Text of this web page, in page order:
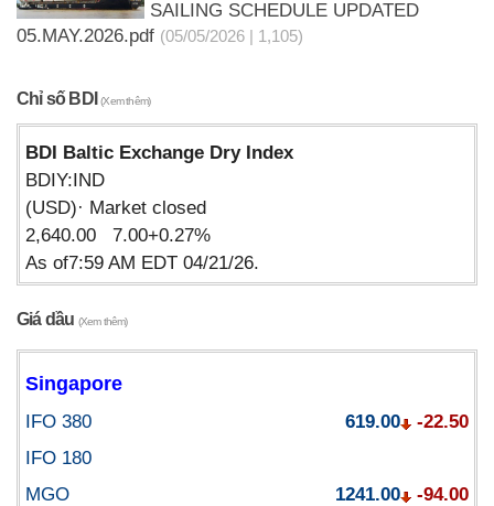
SAILING SCHEDULE UPDATED
05.MAY.2026.pdf (05/05/2026 | 1,105)
Chỉ số BDI(Xem thêm)
BDI Baltic Exchange Dry Index
BDIY:IND
(USD)· Market closed
2,640.00 7.00+0.27%
As of7:59 AM EDT 04/21/26.
Giá dầu (Xem thêm)
Singapore
IFO 380 619.00
-22.50
IFO 180
MGO
1241.00 -94.00